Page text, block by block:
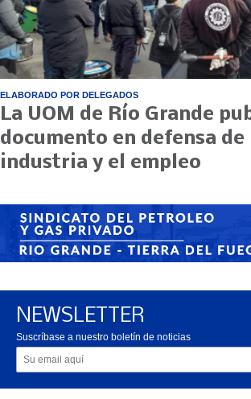
ELABORADO POR DELEGADOS
La UOM de Río Grande
documento en defensa de
industria y el empleo
NEWSLETTER
Suscríbase a nuestro boletín de noticias